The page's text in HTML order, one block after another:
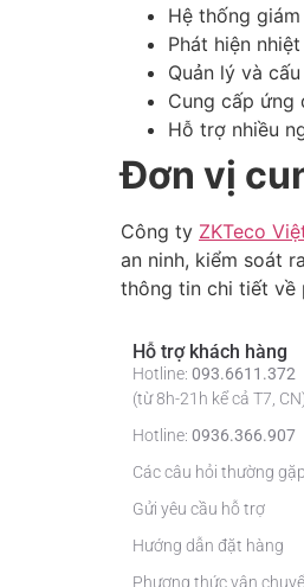
Hệ thống
Phát hiện
Quản lý và
Cung cấp ứng
Hỗ trợ nhiều
Đơn vị
Công ty ZKTeco
an ninh, kiểm soát
thông tin chi tiết về
Hỗ trợ khách hàng
Hotline: 093.6611.372
(từ 8h-21h kể cả T7,
Hotline: 0936.366.907
Các câu hỏi thường gặp
Gửi yêu cầu hỗ trợ
Hướng dẫn đặt hàng
Phương thức vận